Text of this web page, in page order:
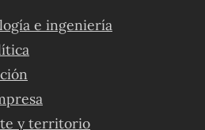
e ingeniería
y territorio